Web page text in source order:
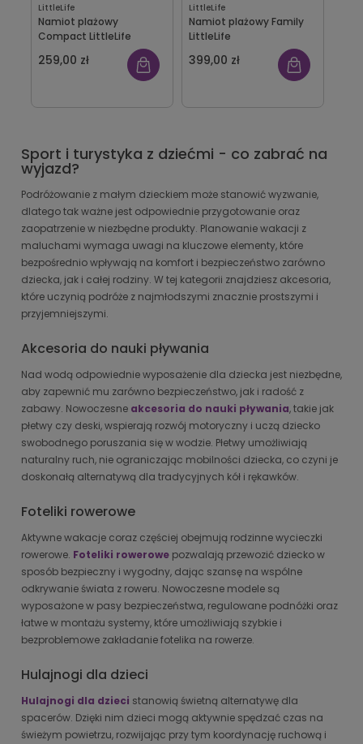
LittleLife
Namiot plażowy
Compact LittleLife
259,00 zł
LittleLife
Namiot plażowy Family
LittleLife
399,00 zł
Sport i turystyka z dziećmi - co zabrać na
wyjazd?
Podróżowanie z małym dzieckiem może stanowić wyzwanie,
dlatego tak ważne jest odpowiednie przygotowanie oraz
zaopatrzenie w niezbędne produkty. Planowanie wakacji z
maluchami wymaga uwagi na kluczowe elementy, które
bezpośrednio wpływają na komfort i bezpieczeństwo zarówno
dziecka, jak i całej rodziny. W tej kategorii znajdziesz akcesoria,
które uczynią podróże z najmłodszymi znacznie prostszymi i
przyjemniejszymi.
Akcesoria do nauki pływania
Nad wodą odpowiednie wyposażenie dla dziecka jest niezbędne,
aby zapewnić mu zarówno bezpieczeństwo, jak i radość z
zabawy. Nowoczesne akcesoria do nauki pływania, takie jak
płetwy czy deski, wspierają rozwój motoryczny i uczą dziecko
swobodnego poruszania się w wodzie. Płetwy umożliwiają
naturalny ruch, nie ograniczając mobilności dziecka, co czyni je
doskonałą alternatywą dla tradycyjnych kół i rękawków.
Foteliki rowerowe
Aktywne wakacje coraz częściej obejmują rodzinne wycieczki
rowerowe. Foteliki rowerowe pozwalają przewozić dziecko w
sposób bezpieczny i wygodny, dając szansę na wspólne
odkrywanie świata z roweru. Nowoczesne modele są
wyposażone w pasy bezpieczeństwa, regulowane podnóżki oraz
łatwe w montażu systemy, które umożliwiają szybkie i
bezproblemowe zakładanie fotelika na rowerze.
Hulajnogi dla dzieci
Hulajnogi dla dzieci stanowią świetną alternatywę dla
spacerów. Dzięki nim dzieci mogą aktywnie spędzać czas na
świeżym powietrzu, rozwijając przy tym koordynację ruchową i